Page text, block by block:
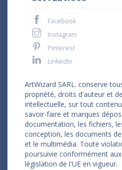
Facebook
Instagram
Pinterest
LinkedIn
ArtWizard SARL. conserve
propriété, droits d'auteur et
intellectuelle, sur tout
savoir-faire et marques
documentation, les fichiers,
conception, les documents
et le multimédia. Toute
poursuivie conformément
législation de l'UE en vigueur.